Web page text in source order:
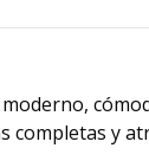
completas y